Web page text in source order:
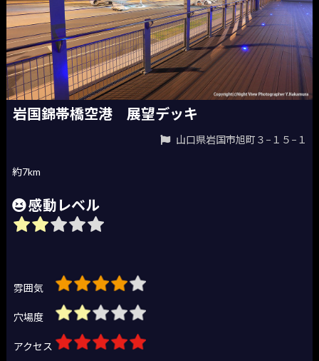
岩国錦帯橋空港 展望デッキ
山口県岩国市旭町３−１５−１
約7km
感動レベル
雰囲気
穴場度
アクセス